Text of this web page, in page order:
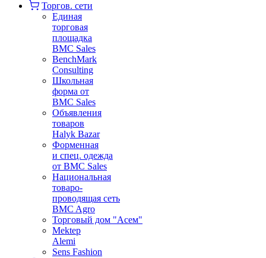
Торгов. сети
Единая
торговая
площадка
BMC Sales
BenchMark
Consulting
Школьная
форма от
BMC Sales
Объявления
товаров
Halyk Bazar
Форменная
и спец. одежда
от BMC Sales
Национальная
товаро-
проводящая сеть
BMC Agro
Торговый дом "Асем"
Mektep
Alemi
Sens Fashion